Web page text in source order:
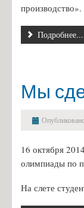
Информация
Заочное
О порядке
Информация о
Памятки по
производство».
Подробнее...
Мы
16 октября
олимпиады по
На слете